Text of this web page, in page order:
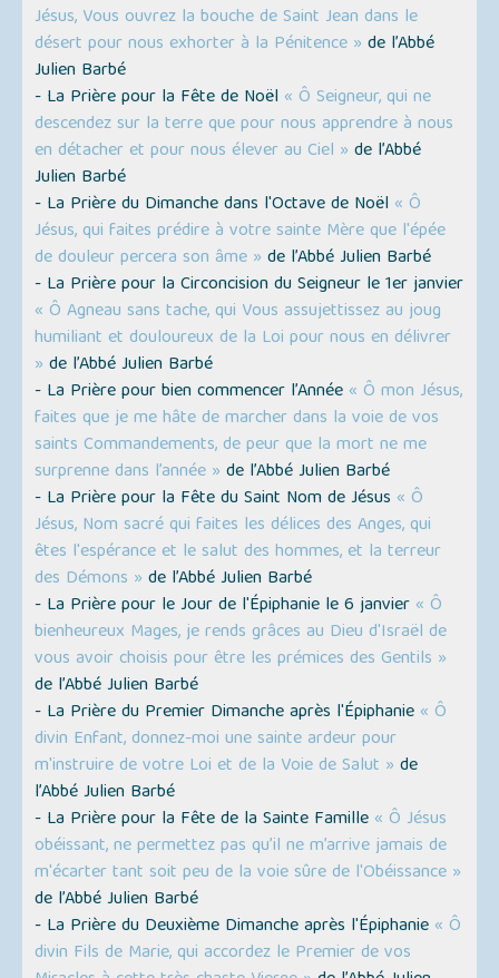
Jésus, Vous ouvrez la bouche de Saint Jean dans le
désert pour nous exhorter à la Pénitence » de l’Abbé
Julien Barbé
- La Prière pour la Fête de Noël « Ô Seigneur, qui ne
descendez sur la terre que pour nous apprendre à nous
en détacher et pour nous élever au Ciel » de l’Abbé
Julien Barbé
- La Prière du Dimanche dans l'Octave de Noël « Ô
Jésus, qui faites prédire à votre sainte Mère que l'épée
de douleur percera son âme » de l’Abbé Julien Barbé
- La Prière pour la Circoncision du Seigneur le 1er janvier
« Ô Agneau sans tache, qui Vous assujettissez au joug
humiliant et douloureux de la Loi pour nous en délivrer
» de l’Abbé Julien Barbé
- La Prière pour bien commencer l’Année « Ô mon Jésus,
faites que je me hâte de marcher dans la voie de vos
saints Commandements, de peur que la mort ne me
surprenne dans l’année » de l’Abbé Julien Barbé
- La Prière pour la Fête du Saint Nom de Jésus « Ô
Jésus, Nom sacré qui faites les délices des Anges, qui
êtes l'espérance et le salut des hommes, et la terreur
des Démons » de l’Abbé Julien Barbé
- La Prière pour le Jour de l'Épiphanie le 6 janvier « Ô
bienheureux Mages, je rends grâces au Dieu d'Israël de
vous avoir choisis pour être les prémices des Gentils »
de l’Abbé Julien Barbé
- La Prière du Premier Dimanche après l'Épiphanie « Ô
divin Enfant, donnez-moi une sainte ardeur pour
m'instruire de votre Loi et de la Voie de Salut » de
l’Abbé Julien Barbé
- La Prière pour la Fête de la Sainte Famille « Ô Jésus
obéissant, ne permettez pas qu’il ne m’arrive jamais de
m'écarter tant soit peu de la voie sûre de l'Obéissance »
de l’Abbé Julien Barbé
- La Prière du Deuxième Dimanche après l'Épiphanie « Ô
divin Fils de Marie, qui accordez le Premier de vos